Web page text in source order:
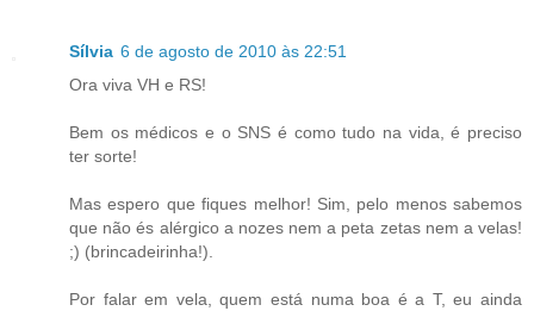
Sílvia 6 de agosto de 2010 às 22:51
Ora viva VH e RS!
Bem os médicos e o SNS é como tudo na vida, é preciso
ter sorte!
Mas espero que fiques melhor! Sim, pelo menos sabemos
que não és alérgico a nozes nem a peta zetas nem a velas!
;) (brincadeirinha!).
Por falar em vela, quem está numa boa é a T, eu ainda